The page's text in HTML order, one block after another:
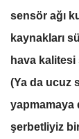
sensör ağı
kaynakları
hava kalitesi
(Ya da ucuz
yapmamaya
şerbetliyiz